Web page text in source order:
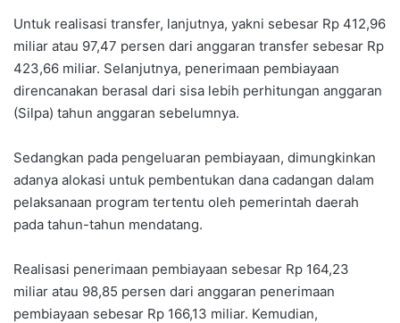
Untuk realisasi transfer, lanjutnya, yakni sebesar Rp 412,96
miliar atau 97,47 persen dari anggaran transfer sebesar Rp
423,66 miliar. Selanjutnya, penerimaan pembiayaan
direncanakan berasal dari sisa lebih perhitungan anggaran
(Silpa) tahun anggaran sebelumnya.
Sedangkan pada pengeluaran pembiayaan, dimungkinkan
adanya alokasi untuk pembentukan dana cadangan dalam
pelaksanaan program tertentu oleh pemerintah daerah
pada tahun-tahun mendatang.
Realisasi penerimaan pembiayaan sebesar Rp 164,23
miliar atau 98,85 persen dari anggaran penerimaan
pembiayaan sebesar Rp 166,13 miliar. Kemudian,